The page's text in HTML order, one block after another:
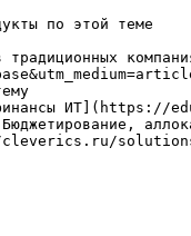
по этой теме
традиционных
ИТ](https://
solutions/